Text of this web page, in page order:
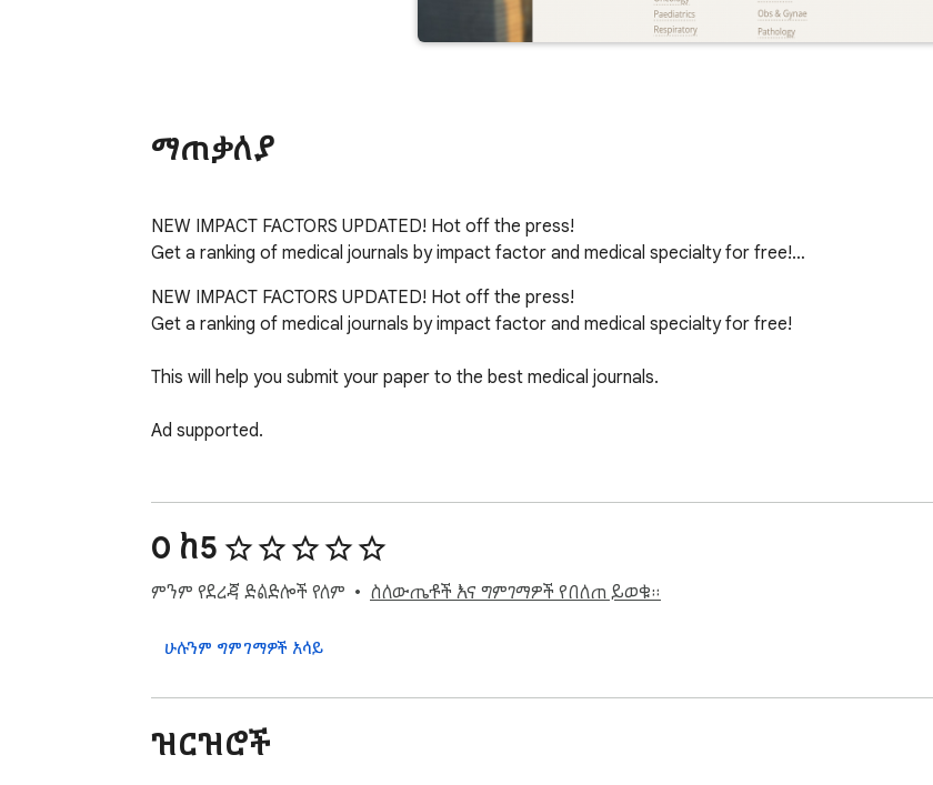
ማጠቃለያ
NEW IMPACT FACTORS UPDATED! Hot off the press!
Get a ranking of medical journals by impact factor and medical specialty for free!…
NEW IMPACT FACTORS UPDATED! Hot off the press!
Get a ranking of medical journals by impact factor and medical specialty for free!
This will help you submit your paper to the best medical journals.
Ad supported.
0 ከ5
ምንም የደረጃ ድልድሎች የለም ስለውጤቶች እና ግምገማዎች የበለጠ ይወቁ።
ሁሉንም ግምገማዎች አሳይ
ዝርዝሮች